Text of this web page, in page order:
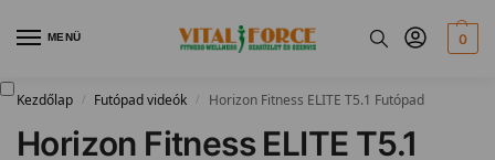
MENÜ 0
Kezdőlap / Futópad videók / Horizon Fitness ELITE T5.1 Futópad
Horizon Fitness ELITE T5.1